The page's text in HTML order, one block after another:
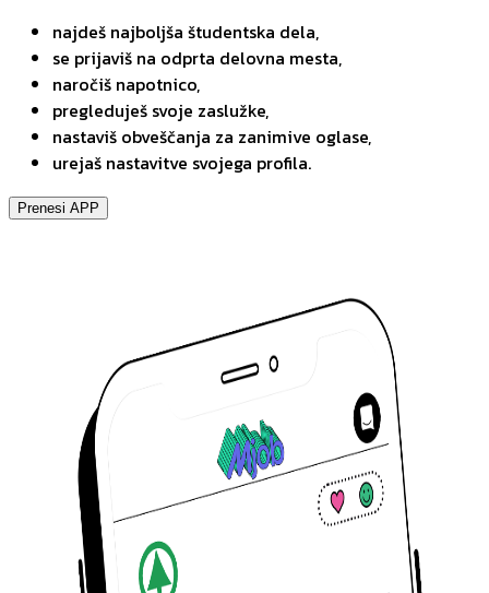
najdeš najboljša študentska dela,
se prijaviš na odprta delovna mesta,
naročiš napotnico,
pregleduješ svoje zaslužke,
nastaviš obveščanja za zanimive oglase,
urejaš nastavitve svojega profila.
Prenesi APP